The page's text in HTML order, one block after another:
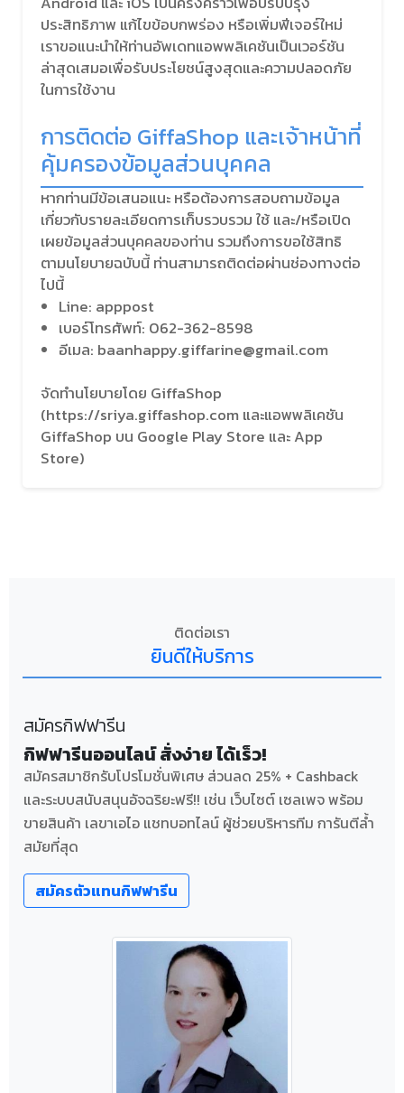
ประสิทธิภาพ แก้ไขข้อบกพร่อง หรือเพิ่มฟีเจอร์ใหม่
เราขอแนะนำให้ท่านอัพเดทแอพพลิเคชันเป็นเวอร์ชัน
ล่าสุดเสมอเพื่อรับประโยชน์สูงสุดและความปลอดภัย
ในการใช้งาน
การติดต่อ GiffaShop และเจ้าหน้าที่
คุ้มครองข้อมูลส่วนบุคคล
หากท่านมีข้อเสนอแนะ หรือต้องการสอบถามข้อมูล
เกี่ยวกับรายละเอียดการเก็บรวบรวม ใช้ และ/หรือเปิด
เผยข้อมูลส่วนบุคคลของท่าน รวมถึงการขอใช้สิทธิ
ตามนโยบายฉบับนี้ ท่านสามารถติดต่อผ่านช่องทางต่อ
ไปนี้
Line: apppost
เบอร์โทรศัพท์: 062-362-8598
อีเมล: baanhappy.giffarine@gmail.com
จัดทำนโยบายโดย GiffaShop
(https://sriya.giffashop.com และแอพพลิเคชัน
GiffaShop บน Google Play Store และ App
Store)
ติดต่อเรา
ยินดีให้บริการ
สมัครกิฟฟารีน
กิฟฟารีนออนไลน์ สั่งง่าย ได้เร็ว!
สมัครสมาชิกรับโปรโมชั่นพิเศษ ส่วนลด 25% + Cashback
และระบบสนับสนุนอัจฉริยะฟรี!! เช่น เว็บไซต์ เซลเพจ พร้อม
ขายสินค้า เลขาเอไอ แชทบอทไลน์ ผู้ช่วยบริหารทีม การันตีล้ำ
สมัยที่สุด
สมัครตัวแทนกิฟฟารีน